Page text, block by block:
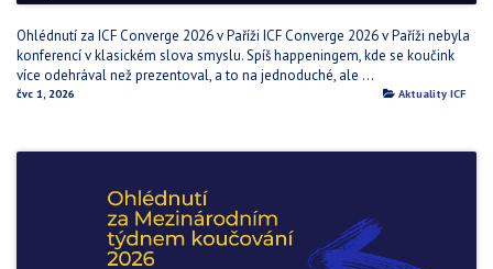
Ohlédnutí za ICF Converge 2026 v Paříži ICF Converge 2026 v Paříži nebyla
konferencí v klasickém slova smyslu. Spíš happeningem, kde se koučink
více odehrával než prezentoval, a to na jednoduché, ale ...
čvc 1, 2026 Aktuality ICF